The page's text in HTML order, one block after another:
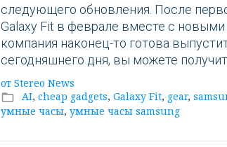
следующего обновления. После
Galaxy Fit в феврале вместе с новыми
компания наконец-то готова
сегодняшнего дня, вы можете
от Stereo News
folder_open AI, cheap gadgets, Galaxy Fit, gear,
умные часы, умные часы samsung